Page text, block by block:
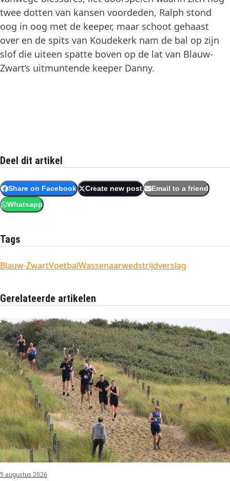
twee dotten van kansen voordeden, Ralph stond
oog in oog met de keeper, maar schoot gehaast
over en de spits van Koudekerk nam de bal op zijn
slof die uiteen spatte boven op de lat van Blauw-
Zwart’s uitmuntende keeper Danny.
Deel dit artikel
Share on Facebook Create new post Email to a friend
Whatsapp
Tags
Blauw-ZwartVoetbalWassenaarwedstrijdverslag
Gerelateerde artikelen
5 augustus 2026